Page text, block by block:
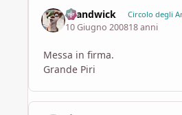
chandwick Circolo degli
10 Giugno 200818 anni
Messa in firma.
Grande Piri